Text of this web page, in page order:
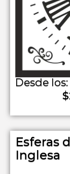
Desde los:
Esferas
Inglesa